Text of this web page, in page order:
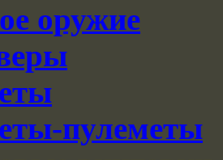
оружие
пулеметы